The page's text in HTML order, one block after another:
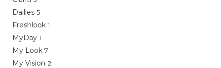
Dailies 5
Freshlook 1
MyDay 1
My Look 7
My Vision 2